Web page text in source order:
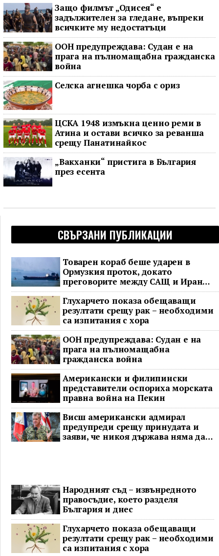
Защо филмът „Одисея“ е
задължителен за гледане, въпреки
всичките му недостатъци
ООН предупреждава: Судан е на
прага на пълномащабна гражданска
война
Селска агнешка чорба с ориз
ЦСКА 1948 измъкна ценно реми в
Атина и остави всичко за реванша
срещу Панатинайкос
„Вакханки“ пристига в България
през есента
СВЪРЗАНИ ПУБЛИКАЦИИ
Товарен кораб беше ударен в
Ормузкия проток, докато
преговорите между САЩ и Иран
останаха в безизходица
Глухарчето показа обещаващи
резултати срещу рак – необходими
са изпитания с хора
ООН предупреждава: Судан е на
прага на пълномащабна
гражданска война
Американски и филипински
представители оспориха морската
правна война на Пекин
Висш американски адмирал
предупреди срещу принудата и
заяви, че никоя държава няма да
Народният съд – извънредното
правосъдие, което разделя
България и днес
Глухарчето показа обещаващи
резултати срещу рак – необходими
са изпитания с хора